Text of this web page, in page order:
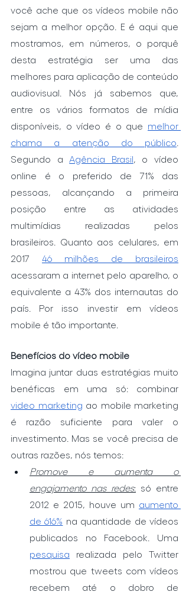
você ache que os vídeos mobile não
sejam a melhor opção. E é aqui que
mostramos, em números, o porquê
desta estratégia ser uma das
melhores para aplicação de conteúdo
audiovisual. Nós já sabemos que,
entre os vários formatos de mídia
disponíveis, o vídeo é o que melhor
chama a atenção do público
Segundo a Agência Brasil, o vídeo
online é o preferido de 71% das
pessoas, alcançando a primeira
posição entre as atividades
multimídias realizadas pelos
brasileiros. Quanto aos celulares, em
2017 46 milhões de brasileiros
acessaram a internet pelo aparelho, o
equivalente a 43% dos internautas do
país. Por isso investir em vídeos
mobile é tão importante.
Benefícios do vídeo mobile
Imagina juntar duas estratégias muito
video marketing ao mobile marketing
é razão suficiente para valer o
investimento. Mas se você precisa de
outras razões, nós temos:
Promove e aumenta o
engajamento nas redes: só entre
2012 e 2015, houve um aumento
de 616% na quantidade de vídeos
pesquisa realizada pelo Twitter
mostrou que tweets com vídeos
recebem até o dobro de